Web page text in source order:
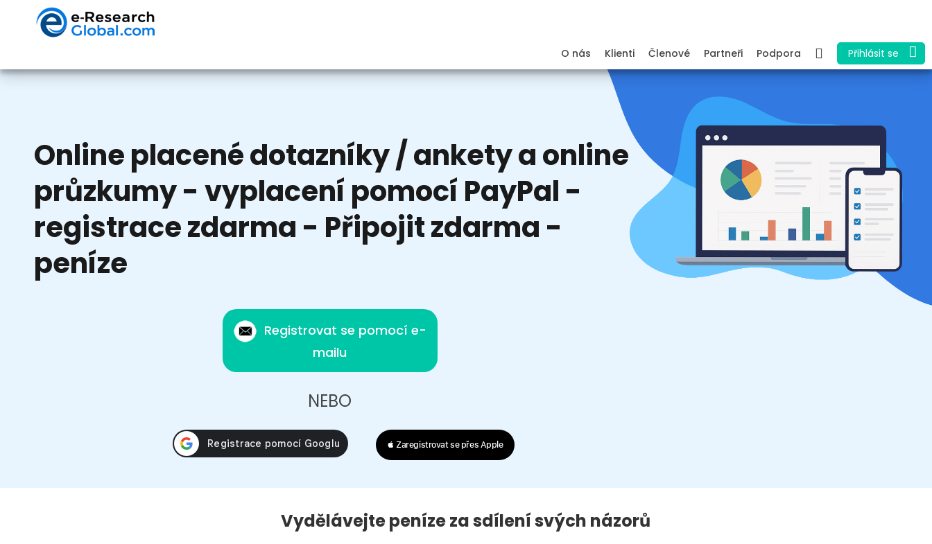
O nás Klienti Členové Partneři Podpora Přihlásit se
Online placené dotazníky / ankety a online
průzkumy - vyplacení pomocí PayPal -
registrace zdarma - Připojit zdarma -
peníze
Registrovat se pomocí e-
mailu
NEBO
 Zaregistrovat se přes Apple
Vydělávejte peníze za sdílení svých názorů